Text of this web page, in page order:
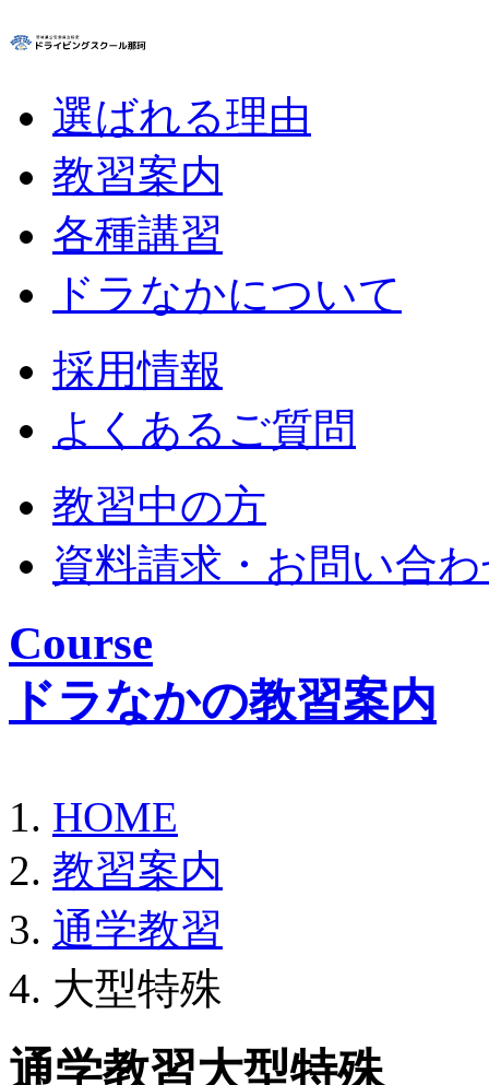
選ばれる理由
教習案内
各種講習
ドラなかについて
採用情報
よくあるご質問
教習中の方
資料請求・お問い合
Course
ドラなかの教習案内
HOME
教習案内
通学教習
大型特殊
通学教習大型特殊